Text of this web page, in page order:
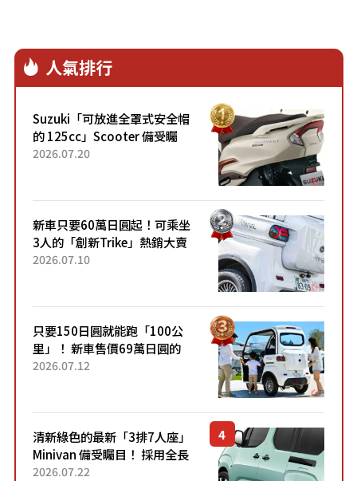
人氣排行
Suzuki「可放進全罩式安全帽
的 125cc」Scooter 備受矚
目！採用全新流線設計與各項
2026.07.20
新車只要60萬日圓起！可乘坐
3人的「創新Trike」熱銷大賣
成為人氣車款！「養車成本真
2026.07.10
只要150日圓就能跑「100公
里」！ 新車售價69萬日圓的
「3人座」Trike大受歡迎！ 順
2026.07.12
清新綠色的最新「3排7人座」
Minivan 備受矚目！ 採用全長
4.7公尺剛剛好的車身尺寸與
2026.07.22